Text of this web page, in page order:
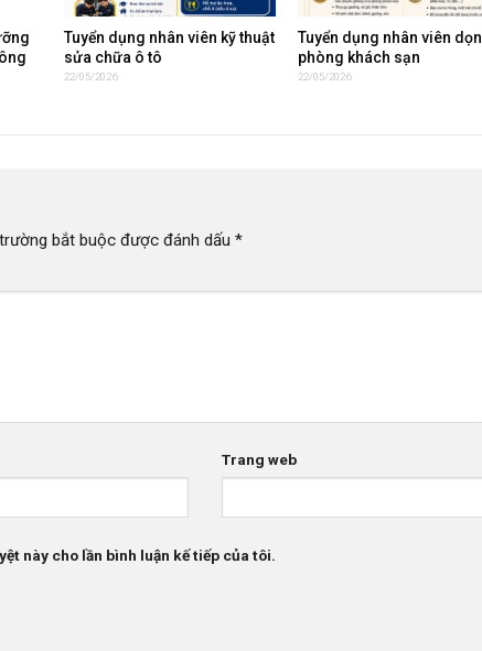
Tuyển dụng nhân viên kỹ thuật
sửa chữa ô tô
22/05/2026
Tuyển dụng nhân viên dọn
phòng khách sạn
22/05/2026
bắt buộc được đánh dấu *
Trang web
này cho lần bình luận kế tiếp của tôi.